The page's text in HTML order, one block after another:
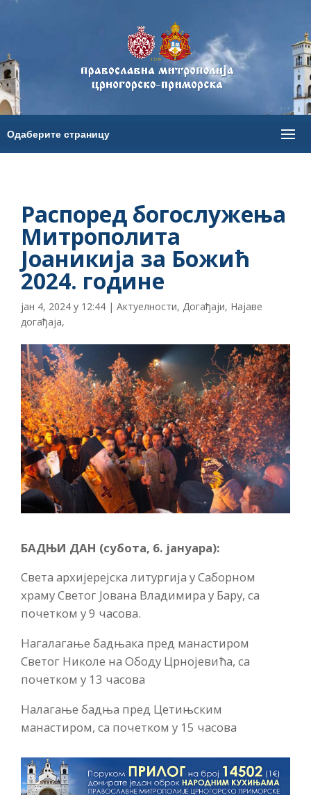
Распоред богослужења
Митрополита
Јоаникија за Божић
2024. године
јан 4, 2024 у 12:44 | Актуелности, Догађаји, Најаве
догађаја,
БАДЊИ ДАН (субота, 6. јануара):
Света архијерејска литургија у Саборном
храму Светог Јована Владимира у Бару, са
почетком у 9 часова.
Нагалагање бадњака пред манастиром
Светог Николе на Ободу Црнојевића, са
почетком у 13 часова
Налагање бадња пред Цетињским
манастиром, са почетком у 15 часова